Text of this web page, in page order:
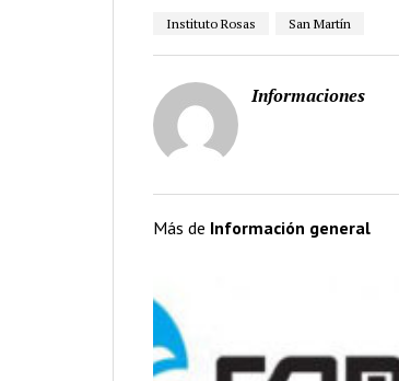
Instituto Rosas San Martín
Informaciones
Más de Información general